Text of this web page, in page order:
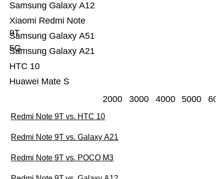
Huawei Mate S
HTC 10
Samsung Galaxy A21
Samsung Galaxy A51
5G
Xiaomi Redmi Note
9T
Samsung Galaxy A12
2000 3000 4000 5000
Redmi Note 9T vs. HTC 10
Redmi Note 9T vs. Galaxy A21
Redmi Note 9T vs. POCO M3